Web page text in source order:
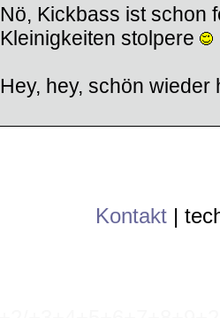
Nö, Kickbass ist schon
Kleinigkeiten stolpere
Hey, hey, schön
Kontakt |